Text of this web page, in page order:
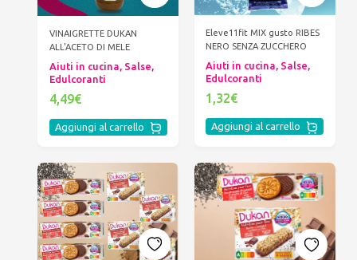
VINAIGRETTE DUKAN
ALL'ACETO DI MELE
Aiuti in cucina, Salse,
Edulcoranti
4,49€
Aggiungi al carrello
Eleve11fit MIX gusto RIBES
NERO SENZA ZUCCHERO
Aiuti in cucina, Salse,
Edulcoranti
1,32€
Aggiungi al carrello